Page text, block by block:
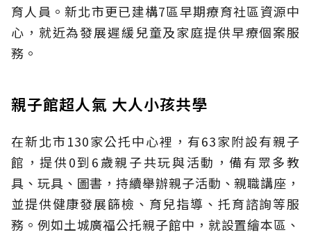
育人員。新北市更已建構7區早期療育社區資源中
心，就近為發展遲緩兒童及家庭提供早療個案服
務。
親子館超人氣 大人小孩共學
在新北市130家公托中心裡，有63家附設有親子
館，提供0到6歲親子共玩與活動，備有眾多教
具、玩具、圖書，持續舉辦親子活動、親職講座，
並提供健康發展篩檢、育兒指導、托育諮詢等服
務。例如土城廣福公托親子館中，就設置繪本區、